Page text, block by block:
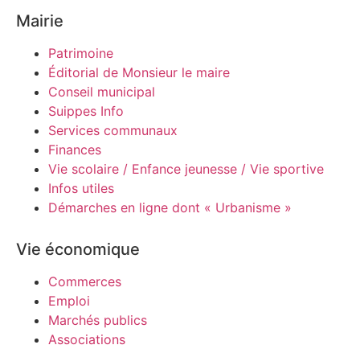
Mairie
Patrimoine
Éditorial de Monsieur le maire
Conseil municipal
Suippes Info
Services communaux
Finances
Vie scolaire / Enfance jeunesse / Vie sportive
Infos utiles
Démarches en ligne dont « Urbanisme »
Vie économique
Commerces
Emploi
Marchés publics
Associations